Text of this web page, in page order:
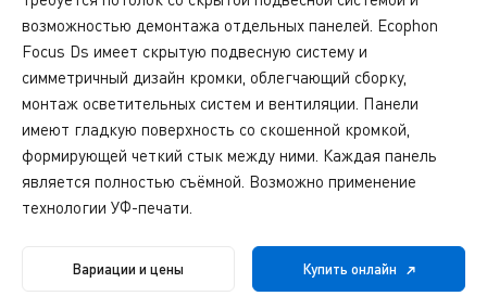
возможностью демонтажа отдельных панелей. Ecophon
Focus Ds имеет скрытую подвесную систему и
симметричный дизайн кромки, облегчающий сборку,
монтаж осветительных систем и вентиляции. Панели
имеют гладкую поверхность со скошенной кромкой,
формирующей четкий стык между ними. Каждая панель
является полностью съёмной. Возможно применение
технологии УФ-печати.
Вариации и цены Купить онлайн